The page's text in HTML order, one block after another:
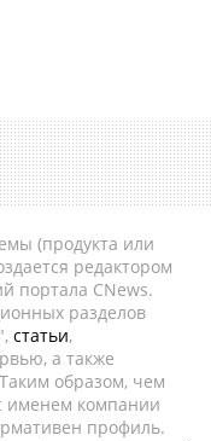
(продукта или
редактором
портала CNews.
разделов
статьи,
а также
образом, чем
именем компании
профиль.